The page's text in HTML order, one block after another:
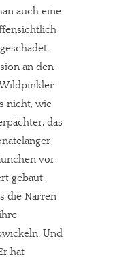
auch eine
an den
nicht, wie
das
vor
gebaut.
die Narren
Und
hat